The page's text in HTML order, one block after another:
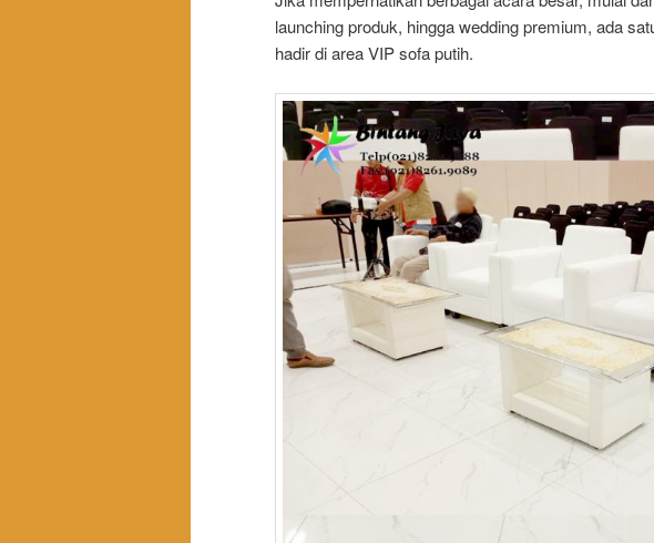
launching produk, hingga wedding premium, ada
hadir di area VIP sofa putih.